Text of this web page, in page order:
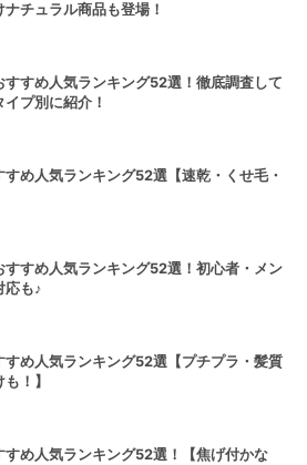
チュラル商品も登場！
すすめ人気ランキング52選！徹底調査して
プ別に紹介！
すめ人気ランキング52選【速乾・くせ毛・
すすめ人気ランキング52選！初心者・メン
応も♪
すめ人気ランキング52選【プチプラ・髪質
！】
すめ人気ランキング52選！【焦げ付かな